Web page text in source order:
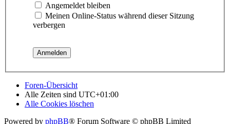
Angemeldet bleiben
Meinen Online-Status während dieser Sitzung
verbergen
Foren-Übersicht
Alle Zeiten sind UTC+01:00
Alle Cookies löschen
Powered by phpBB® Forum Software © phpBB Limited